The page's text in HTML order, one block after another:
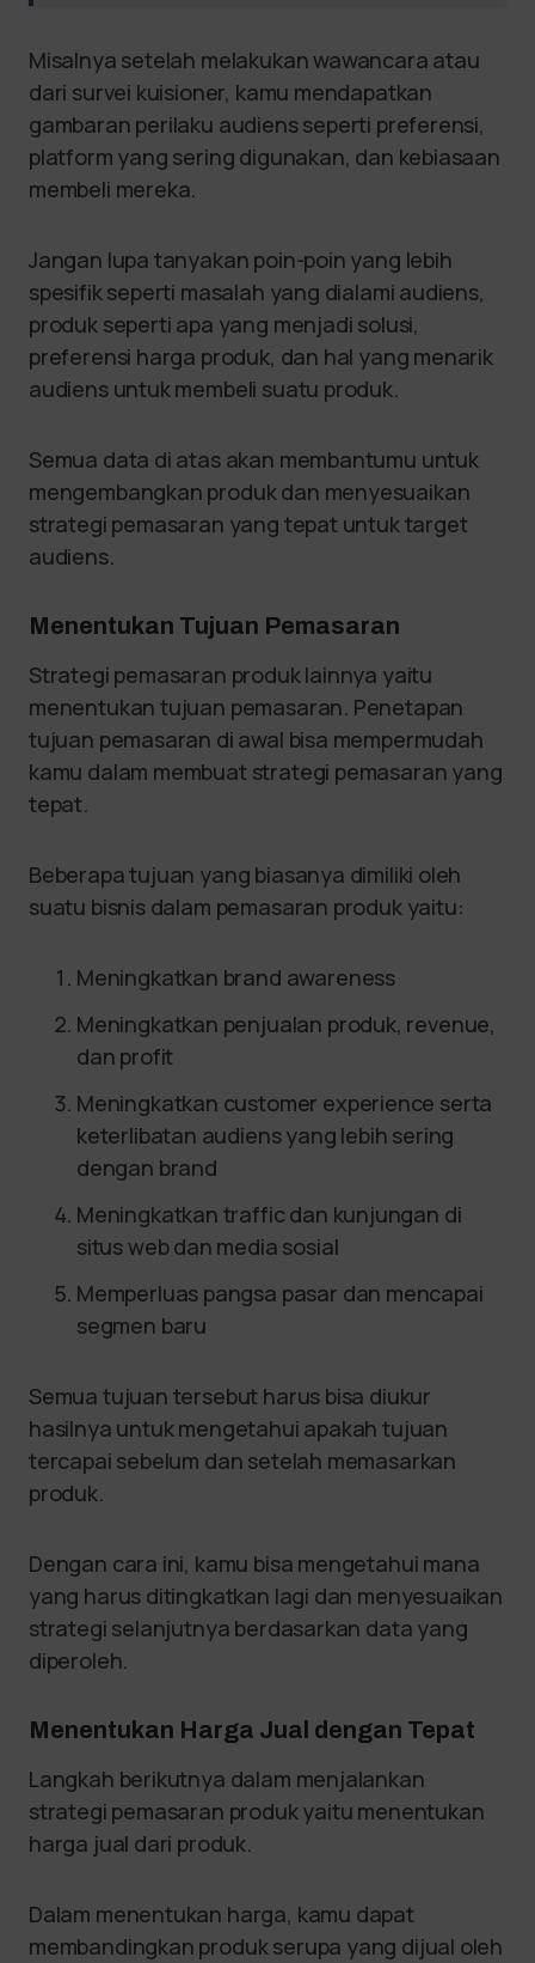
Misalnya setelah melakukan wawancara atau
dari survei kuisioner, kamu mendapatkan
gambaran perilaku audiens seperti preferensi,
platform yang sering digunakan, dan kebiasaan
membeli mereka.
Jangan lupa tanyakan poin-poin yang lebih
spesifik seperti masalah yang dialami audiens,
produk seperti apa yang menjadi solusi,
preferensi harga produk, dan hal yang menarik
audiens untuk membeli suatu produk.
Semua data di atas akan membantumu untuk
mengembangkan produk dan menyesuaikan
strategi pemasaran yang tepat untuk target
audiens.
Menentukan Tujuan Pemasaran
Strategi pemasaran produk lainnya yaitu
menentukan tujuan pemasaran. Penetapan
tujuan pemasaran di awal bisa mempermudah
kamu dalam membuat strategi pemasaran yang
tepat.
Beberapa tujuan yang biasanya dimiliki oleh
suatu bisnis dalam pemasaran produk yaitu:
Meningkatkan brand awareness
Meningkatkan penjualan produk, revenue,
dan profit
Meningkatkan customer experience serta
keterlibatan audiens yang lebih sering
dengan brand
Meningkatkan traffic dan kunjungan di
situs web dan media sosial
Memperluas pangsa pasar dan mencapai
segmen baru
Semua tujuan tersebut harus bisa diukur
hasilnya untuk mengetahui apakah tujuan
tercapai sebelum dan setelah memasarkan
produk.
Dengan cara ini, kamu bisa mengetahui mana
yang harus ditingkatkan lagi dan menyesuaikan
strategi selanjutnya berdasarkan data yang
diperoleh.
Menentukan Harga Jual dengan Tepat
Langkah berikutnya dalam menjalankan
strategi pemasaran produk yaitu menentukan
harga jual dari produk.
Dalam menentukan harga, kamu dapat
membandingkan produk serupa yang dijual oleh